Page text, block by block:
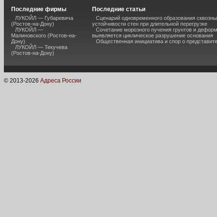
Последние фирмы
ЛУКОЙЛ — Губаревича
(Ростов-на-Дону)
ЛУКОЙЛ —
Малиновского (Ростов-на-
Дону)
ЛУКОЙЛ — Текучева
(Ростов-на-Дону)
Последние статьи
Сценарий одновременного образования
устойчивости стен при длительной перегрузке
Сочетание морозного пучения грунтов и
выявляется циклическое разрушение основания
Общественная инициатива и спор о
© 2013-2026 Адреса России